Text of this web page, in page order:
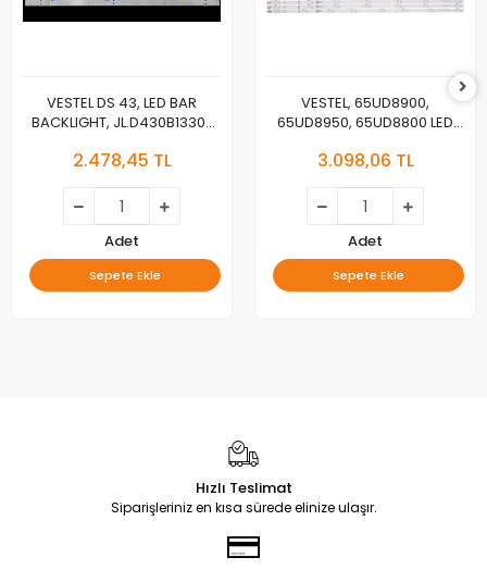
VESTEL DS 43, LED BAR
BACKLIGHT, JL.D430B1330-
JL.D430B1330-078BS-
30108747CB11
2.478,45 TL
Adet
Sepete Ekle
VESTEL, 65UD8900,
65UD8950, 65UD8800 LED
BAR , TELEFUNKEN 65TU7040
TYPE REV02 , VESTEL 650LED
B-TYPE , JL.D65071330-
078AS-M_V02 ,
VES650QNTL-2D-U11,
VES615QNTS-2D-U11 LED BAR
3.098,06 TL
Adet
Sepete Ekle
Hızlı Teslimat
Siparişleriniz en kısa sürede elinize ulaşır.